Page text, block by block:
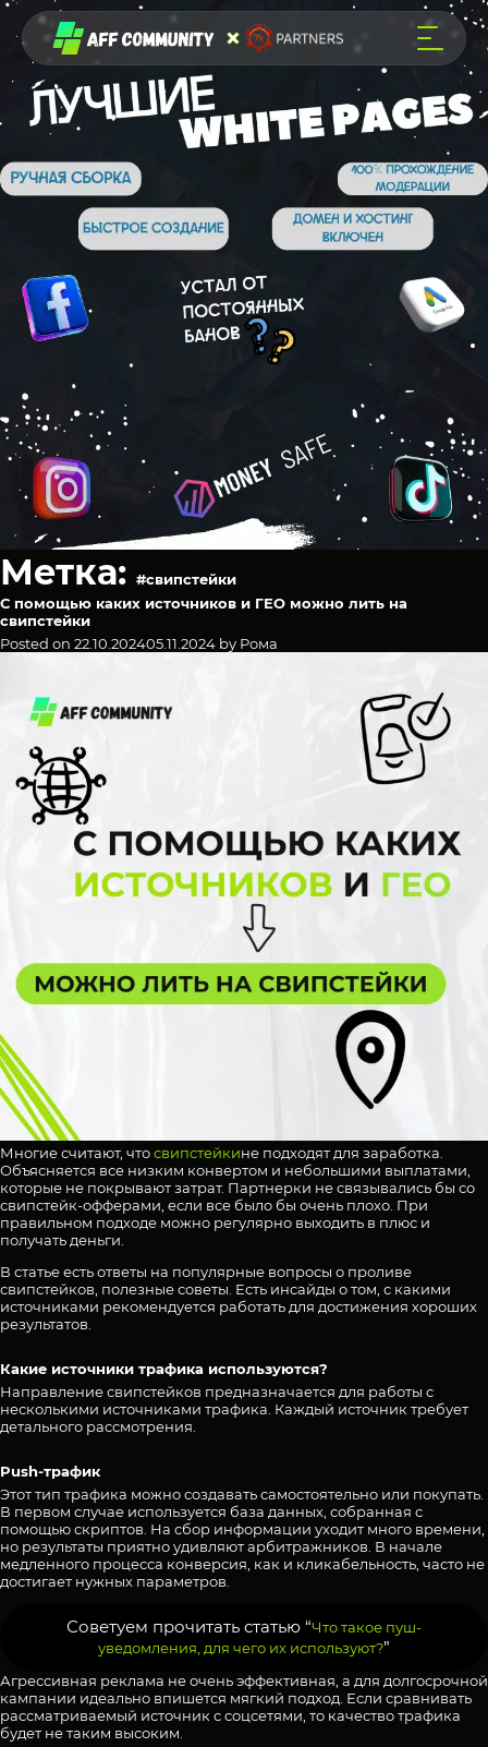
Метка: #свипстейки
С помощью каких источников и ГЕО можно лить на
свипстейки
Posted on 22.10.202405.11.2024 by Рома
Многие считают, чтосвипстейкине подходят для заработка.
Объясняется все низким конвертом и небольшими выплатами,
которые не покрывают затрат. Партнерки не связывались бы со
свипстейк-офферами, если все было бы очень плохо. При
правильном подходе можно регулярно выходить в плюс и
получать деньги.
В статье есть ответы на популярные вопросы о проливе
свипстейков, полезные советы. Есть инсайды о том, с какими
источниками рекомендуется работать для достижения хороших
результатов.
Какие источники трафика используются?
Направление свипстейков предназначается для работы с
несколькими источниками трафика. Каждый источник требует
детального рассмотрения.
Push-трафик
Этот тип трафика можно создавать самостоятельно или покупать.
В первом случае используется база данных, собранная с
помощью скриптов. На сбор информации уходит много времени,
но результаты приятно удивляют арбитражников. В начале
медленного процесса конверсия, как и кликабельность, часто не
достигает нужных параметров.
Советуем прочитать статью “Что такое пуш-
уведомления, для чего их используют?”
Агрессивная реклама не очень эффективная, а для долгосрочной
кампании идеально впишется мягкий подход. Если сравнивать
рассматриваемый источник с соцсетями, то качество трафика
будет не таким высоким.